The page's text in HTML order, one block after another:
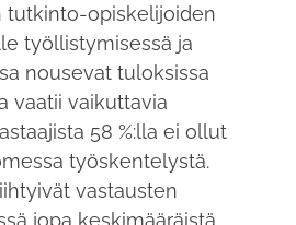
tutkinto-opiskelijoiden
työllistymisessä ja
nousevat tuloksissa
vaatii vaikuttavia
58 %:lla ei ollut
työskentelystä.
vastausten
jopa keskimääräistä